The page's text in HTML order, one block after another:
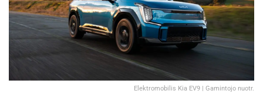
Elektromobilis Kia EV9 | Gamintojo nuotr.